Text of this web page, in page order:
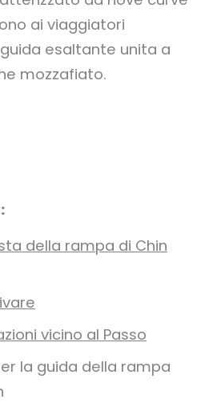
ai viaggiatori
esaltante unita a
mozzafiato.
della rampa di Chin
vicino al Passo
la guida della rampa